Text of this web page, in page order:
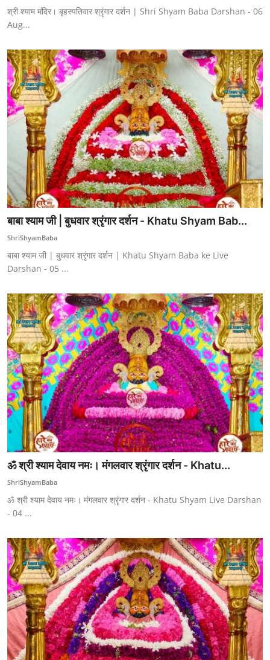
श्री श्याम मंदिर। बृहस्पतिवार श्रृंगार दर्शन | Shri Shyam Baba Darshan - 06
Aug...
बाबा श्याम जी | बुधवार श्रृंगार दर्शन - Khatu Shyam Bab...
ShriShyamBaba
बाबा श्याम जी | बुधवार श्रृंगार दर्शन | Khatu Shyam Baba ke Live
Darshan - 05 ...
ॐ श्री श्याम देवाय नमः। मंगलवार श्रृंगार दर्शन - Khatu...
ShriShyamBaba
ॐ श्री श्याम देवाय नमः। मंगलवार श्रृंगार दर्शन - Khatu Shyam Live Darshan
- 04 ...